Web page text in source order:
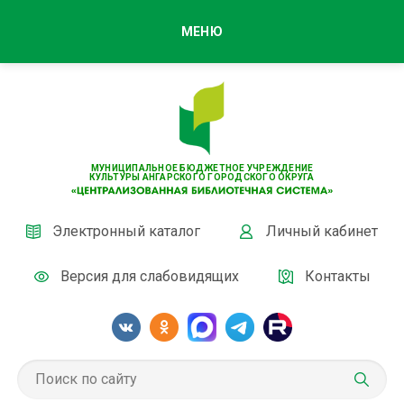
МУНИЦИПАЛЬНОЕ БЮДЖЕТНОЕ УЧРЕЖДЕНИЕ
КУЛЬТУРЫ АНГАРСКОГО ГОРОДСКОГО ОКРУГА
Электронный каталог Личный кабинет
Версия для слабовидящих Контакты
МЕНЮ